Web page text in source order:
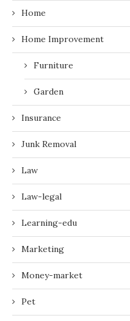
Home
Home Improvement
Furniture
Garden
Insurance
Junk Removal
Law
Law-legal
Learning-edu
Marketing
Money-market
Pet